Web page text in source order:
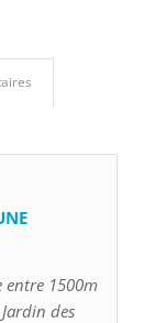
1500m
des